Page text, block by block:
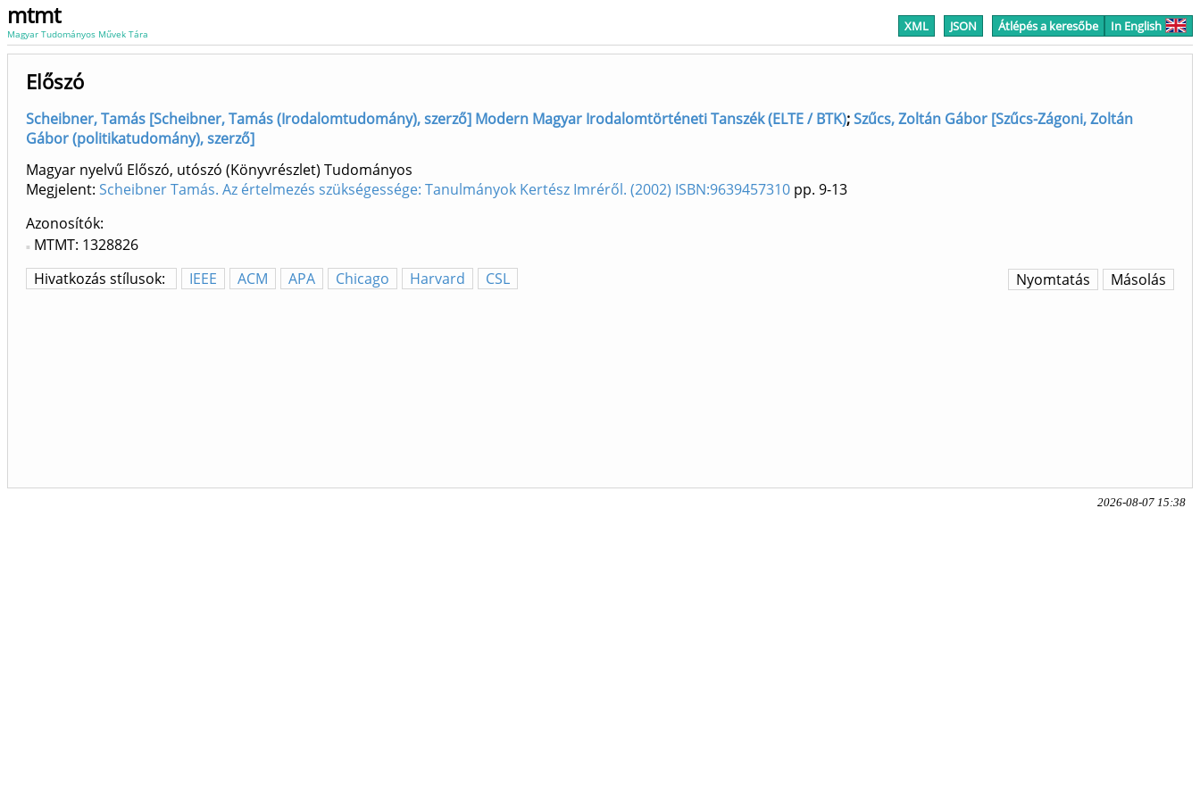
mtmt
Magyar Tudományos Művek Tára XML JSON Átlépés a keresőbe In English
Előszó
Scheibner, Tamás [Scheibner, Tamás (Irodalomtudomány), szerző] Modern Magyar Irodalomtörténeti Tanszék (ELTE / BTK);Szűcs, Zoltán Gábor [Szűcs-Zágoni, Zoltán
Gábor (politikatudomány), szerző]
Magyar nyelvű Előszó, utószó (Könyvrészlet) Tudományos
Megjelent: Scheibner Tamás. Az értelmezés szükségessége: Tanulmányok Kertész Imréről. (2002) ISBN:9639457310 pp. 9-13
Azonosítók
MTMT: 1328826
Hivatkozás stílusok:
IEEE ACM APA Chicago Harvard CSL Másolás
Nyomtatás
2026-08-07 15:38